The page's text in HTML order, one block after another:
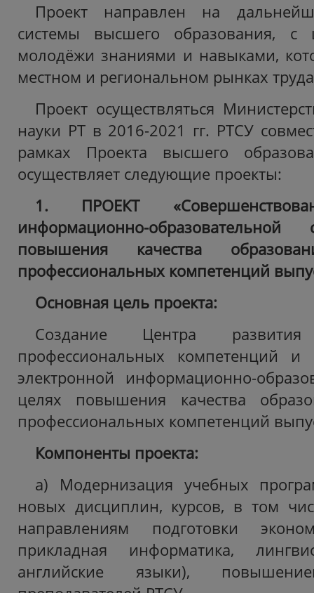
Проект направлен на
системы высшего образования, с
молодёжи знаниями и навыками,
местном и региональном рынках
Проект осуществляться
науки РТ в 2016-2021 гг. РТСУ
рамках Проекта высшего
осуществляет следующие проекты:
1. ПРОЕКТ
информационно-
повышения качества
профессиональных компетенций
Основная цель проекта:
Создание Центра развития
профессиональных компетенций и
электронной информационно-
целях повышения качества
профессиональных компетенций
Компоненты проекта:
а) Модернизация учебных
новых дисциплин, курсов, в том
направлениям подготовки
прикладная информатика,
английские языки),